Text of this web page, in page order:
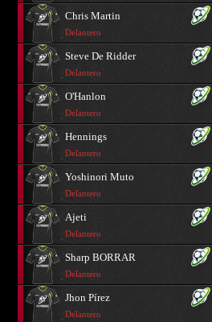
Chris Martin
Delantero
Steve De Ridder
Delantero
O'Hanlon
Delantero
Hennings
Delantero
Yoshinori Muto
Delantero
Ajeti
Delantero
Sharp BORRAR
Delantero
Jhon Pírez
Delantero